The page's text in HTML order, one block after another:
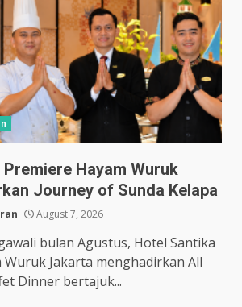
Hayam Wuruk
Journey of Sunda Kelapa
August 7, 2026
bulan Agustus, Hotel Santika
Wuruk Jakarta menghadirkan All
Dinner bertajuk...